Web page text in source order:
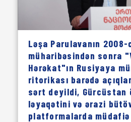
Ləşa Parulavanın
müharibəsindən sonra
Hərəkat"ın Rusiyaya
ritorikası barədə
sərt deyildi, Gürcüstan
ləyaqətini və ərazi
platformalarda